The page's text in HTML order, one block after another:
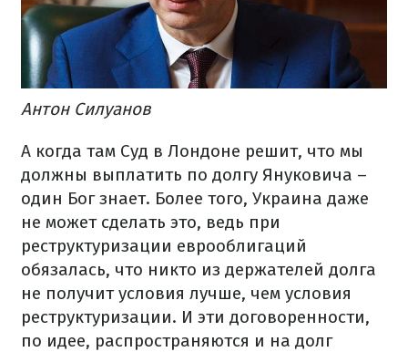
Антон Силуанов
А когда там Суд в Лондоне решит, что мы
должны выплатить по долгу Януковича –
один Бог знает. Более того, Украина даже
не может сделать это, ведь при
реструктуризации еврооблигаций
обязалась, что никто из держателей долга
не получит условия лучше, чем условия
реструктуризации. И эти договоренности,
по идее, распространяются и на долг